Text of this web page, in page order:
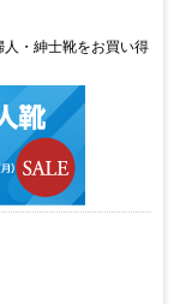
人・紳士靴をお買い得